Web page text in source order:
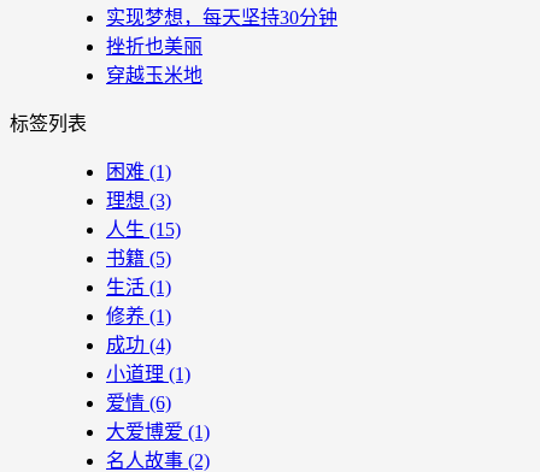
实现梦想，每天坚持30分钟
挫折也美丽
穿越玉米地
标签列表
困难 (1)
理想 (3)
人生 (15)
书籍 (5)
生活 (1)
修养 (1)
成功 (4)
小道理 (1)
爱情 (6)
大爱博爱 (1)
名人故事 (2)